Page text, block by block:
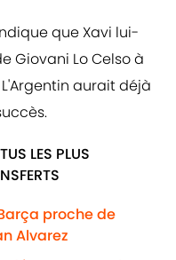
que Xavi lui-
Giovani Lo Celso à
aurait déjà
LES PLUS
proche de
Alvarez